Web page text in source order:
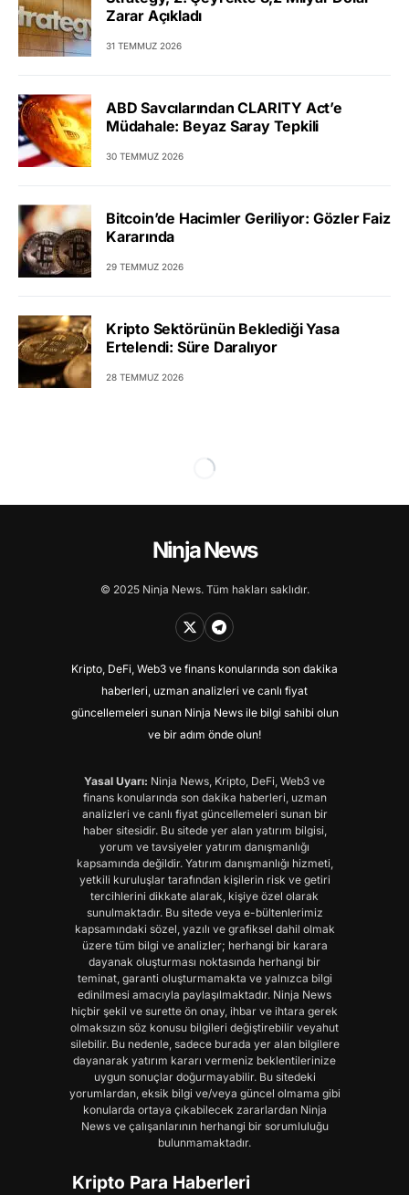
Zarar Açıkladı
31 TEMMUZ 2026
ABD Savcılarından CLARITY Act’e
Müdahale: Beyaz Saray Tepkili
30 TEMMUZ 2026
Bitcoin’de Hacimler Geriliyor: Gözler Faiz
Kararında
29 TEMMUZ 2026
Kripto Sektörünün Beklediği Yasa
Ertelendi: Süre Daralıyor
28 TEMMUZ 2026
Ninja News
© 2025 Ninja News. Tüm hakları saklıdır.
Kripto, DeFi, Web3 ve finans konularında son dakika
haberleri, uzman analizleri ve canlı fiyat
güncellemeleri sunan Ninja News ile bilgi sahibi olun
ve bir adım önde olun!
Yasal Uyarı: Ninja News, Kripto, DeFi, Web3 ve
finans konularında son dakika haberleri, uzman
analizleri ve canlı fiyat güncellemeleri sunan bir
haber sitesidir. Bu sitede yer alan yatırım bilgisi,
yorum ve tavsiyeler yatırım danışmanlığı
kapsamında değildir. Yatırım danışmanlığı hizmeti,
yetkili kuruluşlar tarafından kişilerin risk ve getiri
tercihlerini dikkate alarak, kişiye özel olarak
sunulmaktadır. Bu sitede veya e-bültenlerimiz
kapsamındaki sözel, yazılı ve grafiksel dahil olmak
üzere tüm bilgi ve analizler; herhangi bir karara
dayanak oluşturması noktasında herhangi bir
teminat, garanti oluşturmamakta ve yalnızca bilgi
edinilmesi amacıyla paylaşılmaktadır. Ninja News
hiçbir şekil ve surette ön onay, ihbar ve ihtara gerek
olmaksızın söz konusu bilgileri değiştirebilir veyahut
silebilir. Bu nedenle, sadece burada yer alan bilgilere
dayanarak yatırım kararı vermeniz beklentilerinize
uygun sonuçlar doğurmayabilir. Bu sitedeki
yorumlardan, eksik bilgi ve/veya güncel olmama gibi
konularda ortaya çıkabilecek zararlardan Ninja
News ve çalışanlarının herhangi bir sorumluluğu
bulunmamaktadır.
Kripto Para Haberleri